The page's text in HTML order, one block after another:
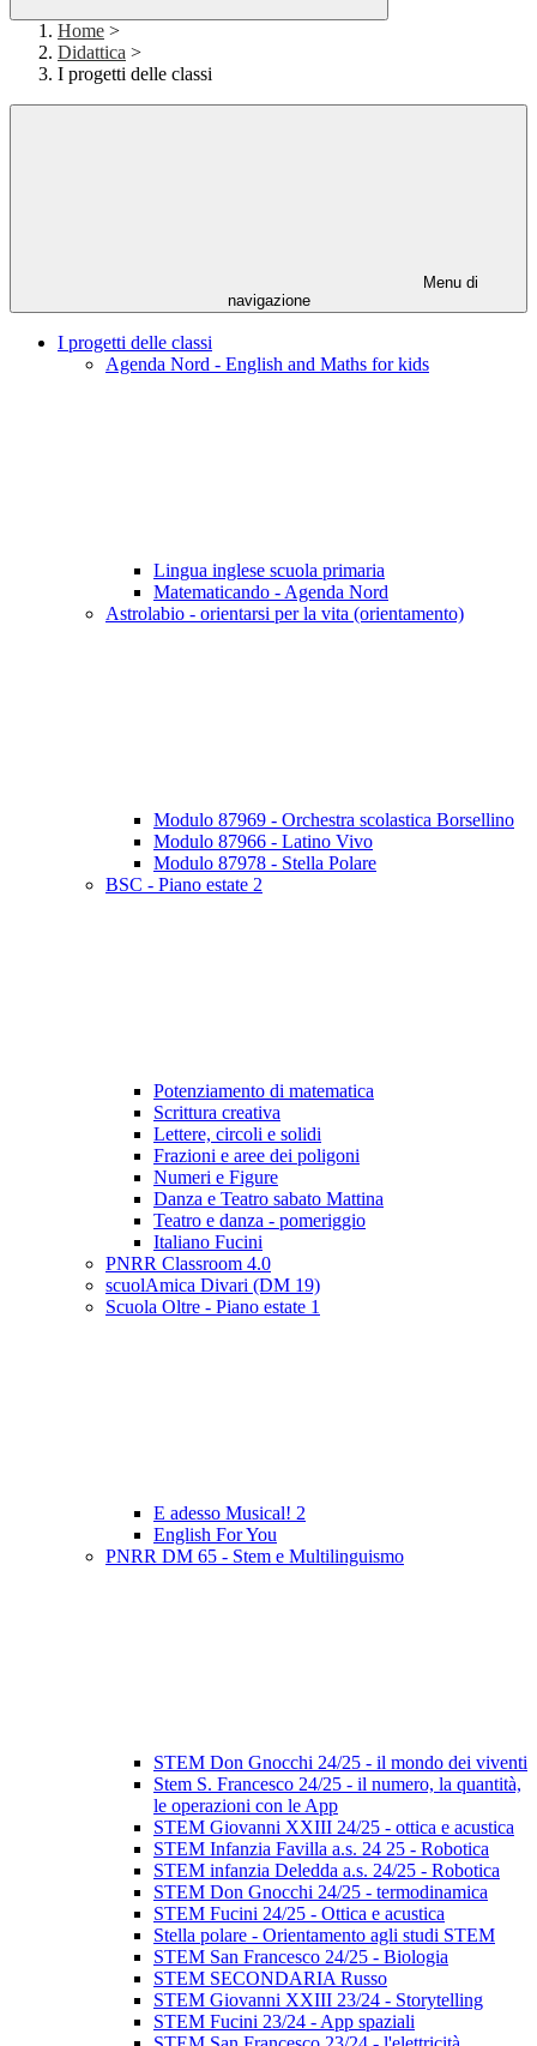
Home >
Didattica >
I progetti delle classi
Menu di
navigazione
I progetti delle classi
Agenda Nord - English and Maths for kids
Lingua inglese scuola primaria
Matematicando - Agenda Nord
Astrolabio - orientarsi per la vita (orientamento)
Modulo 87969 - Orchestra scolastica Borsellino
Modulo 87966 - Latino Vivo
Modulo 87978 - Stella Polare
BSC - Piano estate 2
Potenziamento di matematica
Scrittura creativa
Lettere, circoli e solidi
Frazioni e aree dei poligoni
Numeri e Figure
Danza e Teatro sabato Mattina
Teatro e danza - pomeriggio
Italiano Fucini
PNRR Classroom 4.0
scuolAmica Divari (DM 19)
Scuola Oltre - Piano estate 1
E adesso Musical! 2
English For You
PNRR DM 65 - Stem e Multilinguismo
STEM Don Gnocchi 24/25 - il mondo dei viventi
Stem S. Francesco 24/25 - il numero, la quantità,
le operazioni con le App
STEM Giovanni XXIII 24/25 - ottica e acustica
STEM Infanzia Favilla a.s. 24 25 - Robotica
STEM infanzia Deledda a.s. 24/25 - Robotica
STEM Don Gnocchi 24/25 - termodinamica
STEM Fucini 24/25 - Ottica e acustica
Stella polare - Orientamento agli studi STEM
STEM San Francesco 24/25 - Biologia
STEM SECONDARIA Russo
STEM Giovanni XXIII 23/24 - Storytelling
STEM Fucini 23/24 - App spaziali